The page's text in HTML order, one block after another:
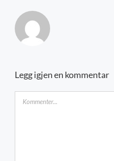
Legg igjen en kommentar